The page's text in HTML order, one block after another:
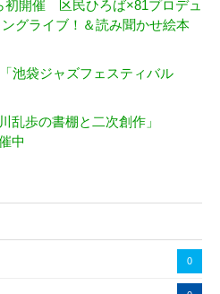
初開催 区民ひろば×81プロデュ
グライブ！＆読み聞かせ絵本
池袋ジャズフェスティバル
乱歩の書棚と二次創作」
中
0